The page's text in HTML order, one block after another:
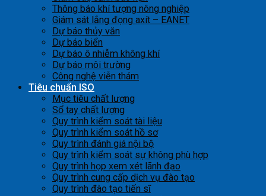
Thông báo khí tượng nông nghiệp
Giám sát lắng đọng axít – EANET
Dự báo thủy văn
Dự báo biển
Dự báo ô nhiễm không khí
Dự báo môi trường
Công nghệ viễn thám
Tiêu chuẩn ISO
Mục tiêu chất lượng
Sổ tay chất lượng
Quy trình kiểm soát tài liệu
Quy trình kiểm soát hồ sơ
Quy trình đánh giá nội bộ
Quy trình kiểm soát sự không phù hợp
Quy trình họp xem xét lãnh đạo
Quy trình cung cấp dịch vụ đào tạo
Quy trình đào tạo tiến sĩ